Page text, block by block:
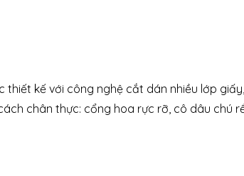
kế với công nghệ cắt dán nhiều lớp
chân thực: cổng hoa rực rỡ, cô dâu chú